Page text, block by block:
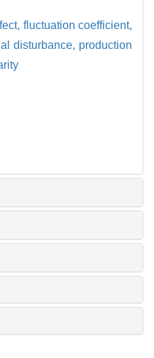
fluctuation coefficient,
disturbance, production